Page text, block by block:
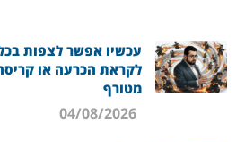
עכשיו אפשר לצפות
לקראת הכרעה או
מטורף